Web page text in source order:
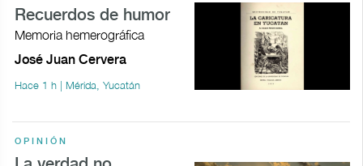
Recuerdos de humor
Memoria hemerográfica
José Juan Cervera
Hace 1 h | Mérida, Yucatán
OPINIÓN